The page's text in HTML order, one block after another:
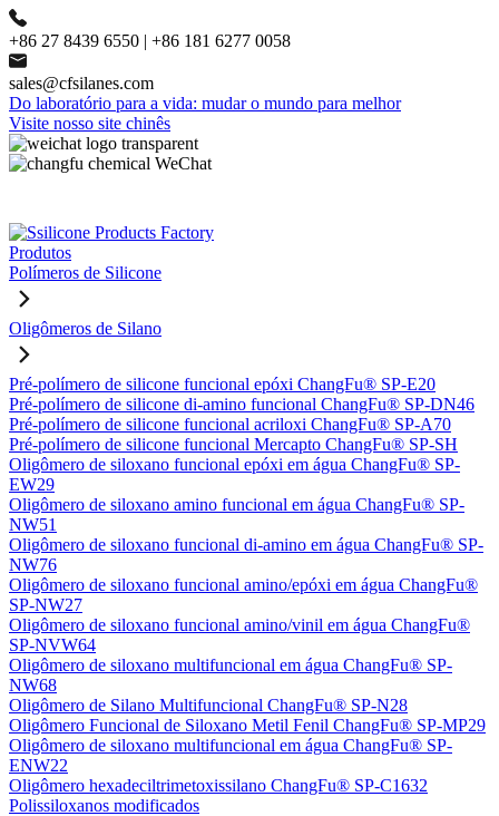
+86 27 8439 6550 | +86 181 6277 0058
sales@cfsilanes.com
Do laboratório para a vida: mudar o mundo para melhor
Visite nosso site chinês
Produtos
Polímeros de Silicone
Oligômeros de Silano
Pré-polímero de silicone funcional epóxi ChangFu® SP-E20
Pré-polímero de silicone di-amino funcional ChangFu® SP-DN46
Pré-polímero de silicone funcional acriloxi ChangFu® SP-A70
Pré-polímero de silicone funcional Mercapto ChangFu® SP-SH
Oligômero de siloxano funcional epóxi em água ChangFu® SP-
EW29
Oligômero de siloxano amino funcional em água ChangFu® SP-
NW51
Oligômero de siloxano funcional di-amino em água ChangFu® SP-
NW76
Oligômero de siloxano funcional amino/epóxi em água ChangFu®
SP-NW27
Oligômero de siloxano funcional amino/vinil em água ChangFu®
SP-NVW64
Oligômero de siloxano multifuncional em água ChangFu® SP-
NW68
Oligômero de Silano Multifuncional ChangFu® SP-N28
Oligômero Funcional de Siloxano Metil Fenil ChangFu® SP-MP29
Oligômero de siloxano multifuncional em água ChangFu® SP-
ENW22
Oligômero hexadeciltrimetoxissilano ChangFu® SP-C1632
Polissiloxanos modificados